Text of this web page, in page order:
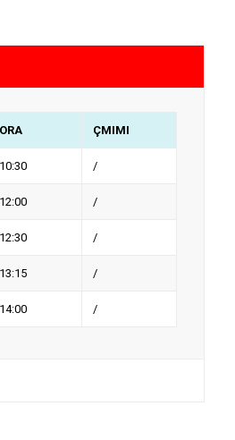
ORA ÇMIMI
10:30 /
12:00 /
12:30 /
13:15 /
14:00 /